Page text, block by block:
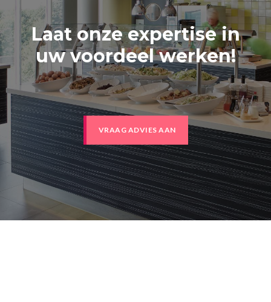
Laat onze expertise in
uw voordeel werken!
VRAAG ADVIES AAN